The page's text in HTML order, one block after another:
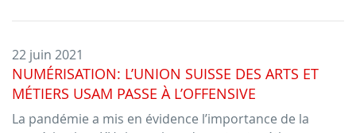
22 juin 2021
NUMÉRISATION: L’UNION SUISSE DES ARTS ET
MÉTIERS USAM PASSE À L’OFFENSIVE
La pandémie a mis en évidence l’importance de la